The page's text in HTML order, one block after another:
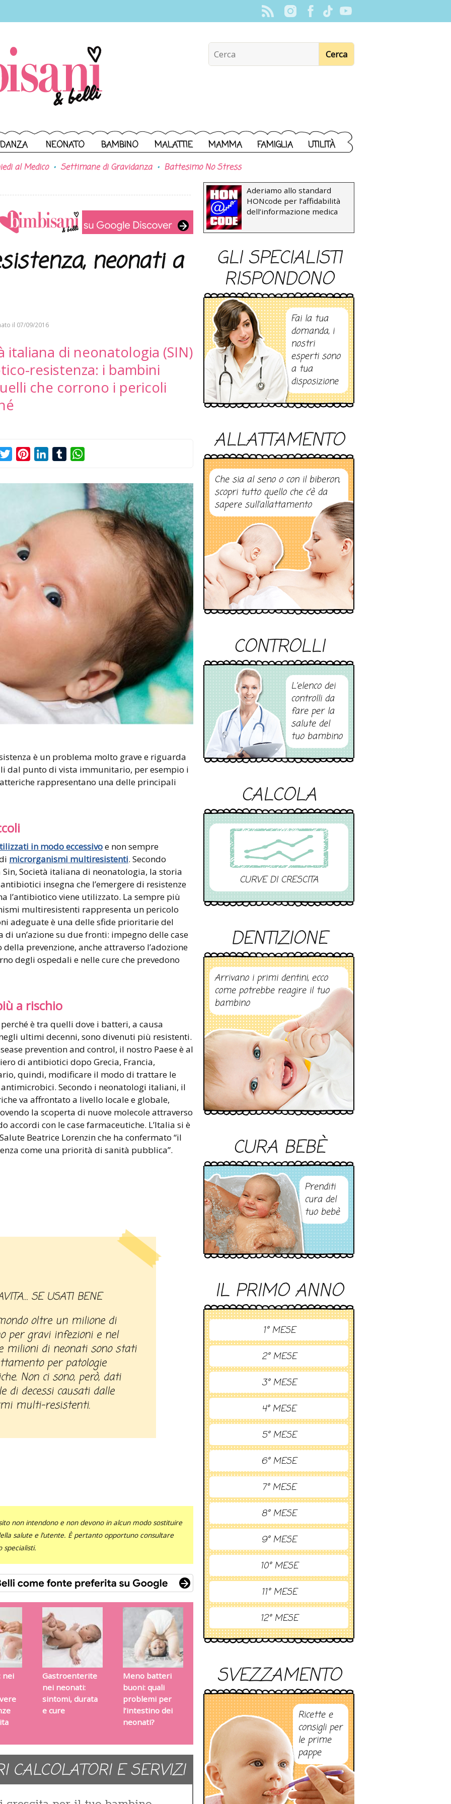
NEONATO BAMBINO MALATTIE MAMMA FAMIGLIA UTILITÀ
al Medico Settimane di Gravidanza Battesimo No Stress
neonati a
il 07/09/2016
italiana di neonatologia (SIN)
resistenza: i bambini
che corrono i pericoli
TwitterPinterestLinkedInTumblr
è un problema molto grave e riguarda
dal punto di vista immunitario, per esempio i
rappresentano una delle principali
in modo eccessivoe non sempre
microrganismi multiresistenti. Secondo
Società italiana di neonatologia, la storia
insegna che l’emergere di resistenze
l’antibiotico viene utilizzato. La sempre più
multiresistenti rappresenta un pericolo
adeguate è una delle sfide prioritarie del
di un’azione su due fronti: impegno delle case
prevenzione, anche attraverso l’adozione
degli ospedali e nelle cure che prevedono
a rischio
è tra quelli dove i batteri, a causa
ultimi decenni, sono divenuti più resistenti.
prevention and control, il nostro Paese è al
di antibiotici dopo Grecia, Francia,
quindi, modificare il modo di trattare le
Secondo i neonatologi italiani, il
va affrontato a livello locale e globale,
la scoperta di nuove molecole attraverso
accordi con le case farmaceutiche. L’Italia si è
Beatrice Lorenzin che ha confermato “il
come una priorità di sanità pubblica”.
SE USATI BENE
oltre un milione di
per gravi infezioni e nel
milioni di neonati sono stati
per patologie
Non ci sono, però, dati
di decessi causati dalle
multi-resistenti.
non intendono e non devono in alcun modo sostituire
salute e l’utente. È pertanto opportuno consultare
nei
Gastroenterite
nei neonati:
sintomi, durata
e cure
Meno batteri
buoni: quali
problemi per
l’intestino dei
neonati?
CALCOLATORI E SERVIZI
Aderiamo allo standard
HONcode per l’affidabilità
dell’informazione medica
GLI SPECIALISTI
RISPONDONO
Fai la tua
domanda, i
nostri
esperti sono
a tua
disposizione
ALLATTAMENTO
Che sia al seno o con il biberon,
scopri tutto quello che c’è da
sapere sull’allattamento
CONTROLLI
L’elenco dei
controlli da
fare per la
salute del
tuo bambino
CALCOLA
CURVE DI CRESCITA
DENTIZIONE
Arrivano i primi dentini, ecco
come potrebbe reagire il tuo
bambino
CURA BEBÈ
Prenditi
cura del
tuo bebè
IL PRIMO ANNO
1° MESE
2° MESE
3° MESE
4° MESE
5° MESE
6° MESE
7° MESE
8° MESE
9° MESE
10° MESE
11° MESE
12° MESE
SVEZZAMENTO
Ricette e
consigli per
le prime
pappe